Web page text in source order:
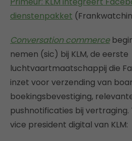
dienstenpakket
Conversation commerce
nemen (sic) bij KLM, de eerste
luchtvaartmaatschappij die
inzet voor verzending van
boekingsbevestiging,
pushnotificaties bij vertraging.
vice president digital van KLM: